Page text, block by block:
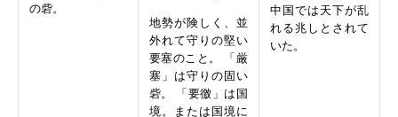
の砦。
地勢が険しく、並
外れて守りの堅い
要塞のこと。 「厳
塞」は守りの固い
砦。 「要徼」は国
境。または国境に
中国では天下が乱
れる兆しとされて
いた。